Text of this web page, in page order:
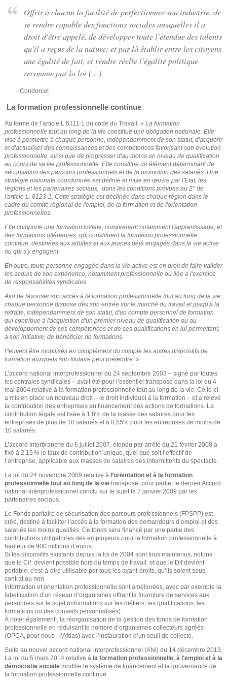
d
e
h
e
r
c
e
u
c
i
Offrir à chacun la facilité de perfectionner son industrie, de
se rendre capable des fonctions sociales auxquelles il a
droit d'être appelé, de développer toute l'étendue des talents
qu'il a reçus de la nature; et par là établir entre les citoyens
une égalité de fait, et rendre réelle l'égalité politique
reconnue par la loi (…)
Condorcet
La formation professionnelle continue
Au terme de l’article L.6111-1 du code du Travail,« La formation
professionnelle tout au long de la vie constitue une obligation nationale. Elle
vise à permettre à chaque personne, indépendamment de son statut, d'acquérir
et d'actualiser des connaissances et des compétences favorisant son évolution
professionnelle, ainsi que de progresser d'au moins un niveau de qualification
au cours de sa vie professionnelle. Elle constitue un élément déterminant de
sécurisation des parcours professionnels et de la promotion des salariés. Une
stratégie nationale coordonnée est définie et mise en œuvre par l'Etat, les
régions et les partenaires sociaux, dans les conditions prévues au 2° de
l'article L. 6123-1. Cette stratégie est déclinée dans chaque région dans le
cadre du comité régional de l'emploi, de la formation et de l'orientation
professionnelles.
Elle comporte une formation initiale, comprenant notamment l'apprentissage, et
des formations ultérieures, qui constituent la formation professionnelle
continue, destinées aux adultes et aux jeunes déjà engagés dans la vie active
ou qui s'y engagent.
En outre, toute personne engagée dans la vie active est en droit de faire valider
les acquis de son expérience, notamment professionnelle ou liée à l'exercice
de responsabilités syndicales.
Afin de favoriser son accès à la formation professionnelle tout au long de la vie,
chaque personne dispose dès son entrée sur le marché du travail et jusqu'à la
retraite, indépendamment de son statut, d'un compte personnel de formation
qui contribue à l'acquisition d'un premier niveau de qualification ou au
développement de ses compétences et de ses qualifications en lui permettant,
à son initiative, de bénéficier de formations.
Peuvent être mobilisés en complément du compte les autres dispositifs de
formation auxquels son titulaire peut prétendre. »
L’accord national interprofessionnel du 24 septembre 2003 – signé par toutes
les centrales syndicales – avait été pour l’essentiel transposé dans la loi du 4
mai 2004 relative à la formation professionnelle tout au long de la vie. Celle-ci
a mis en place un nouveau droit – le droit individuel à la formation – et a relevé
la contribution des entreprises au financement des actions de formations. La
contribution légale est fixée à 1,6% de la masse des salaires pour les
entreprises de plus de 10 salariés et à 0,55% pour les entreprises de moins de
10 salariés.
L’accord interbranche du 6 juillet 2007, étendu par arrêté du 21 février 2008 a
fixé à 2,15 % le taux de contribution unique, quel que soit l’effectif de
l’entreprise, applicable aux masses de salaires des intermittents du spectacle.
La loi du 24 novembre 2009 relative à l’orientation et à la formation
professionnelle tout au long de la vie transpose, pour partie, le dernier Accord
national interprofessionnel conclu sur le sujet le 7 janvier 2009 par les
partenaires sociaux.
Le Fonds paritaire de sécurisation des parcours professionnels (FPSPP) est
créé, destiné à faciliter l’accès à la formation des demandeurs d’emploi et des
salariés les moins qualifiés. Ce fonds sera financé par une partie des
contributions obligatoires des employeurs pour la formation professionnelle à
hauteur de 900 millions d’euros.
Si les dispositifs existants depuis la loi de 2004 sont tous maintenus, notons
que le Cif devient possible hors du temps de travail, et que le Dif devient
portable, c'est-à-dire utilisable par tous les ayant-droits, qu’ils soient sous
contrat ou non.
Information et orientation professionnelle sont améliorées, avec par exemple la
labellisation d’un réseau d’organismes offrant la fourniture de services aux
personnes sur le sujet (informations sur les métiers, les qualifications, les
formations ou des conseils personnalisés).
À noter également : la réorganisation de la gestion des fonds de formation
professionnelle en réduisant le nombre d’organismes collecteurs agréés
(OPCA, pour nous : l’Afdas) avec l’instauration d’un seuil de collecte.
Suite au nouvel accord national interprofessionnel (ANI) du 14 décembre 2013,
La loi du 5 mars 2014 relative àla formation professionnelle, à l'emploi et à la
démocratie socialemodifie le système de financement et la gouvernance de
la formation professionnelle continue.